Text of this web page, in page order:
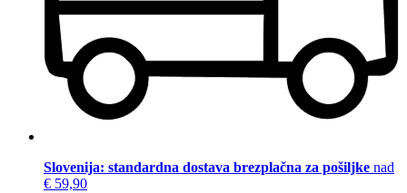
Slovenija: standardna dostava brezplačna za pošiljke nad
€ 59,90